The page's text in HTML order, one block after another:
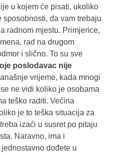
u kojem će pisati, ukoliko
sposobnosti, da vam trebaju
radnom mjestu. Primjerice,
rad na drugom
i slično. To su sve
poslodavac nije
vrijeme, kada mnogi
ne vidi koliko je osobama
teško raditi. Većina
je to teška situacija za
izaći u susret po pitaju
Naravno, ima i
dođete u